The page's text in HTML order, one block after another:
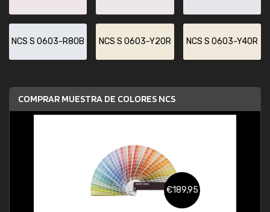
NCS S 0603-R80B NCS S 0603-Y20R NCS S 0603-Y40R
COMPRAR MUESTRA DE COLORES NCS
€189,95